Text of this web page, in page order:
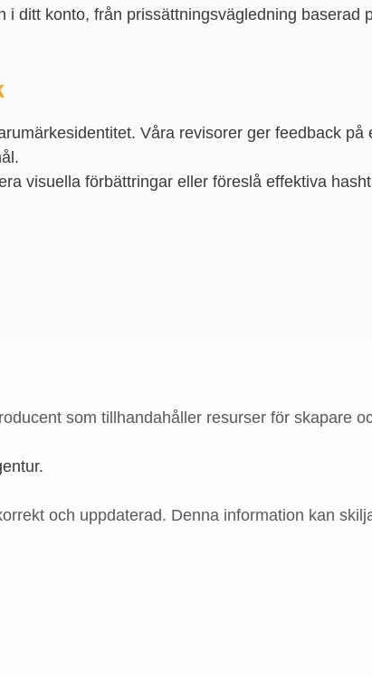
i ditt konto, från prissättningsvägledning baserad
Våra revisorer ger feedback
visuella förbättringar eller föreslå effektiva
som tillhandahåller resurser för skapare
och uppdaterad. Denna information kan